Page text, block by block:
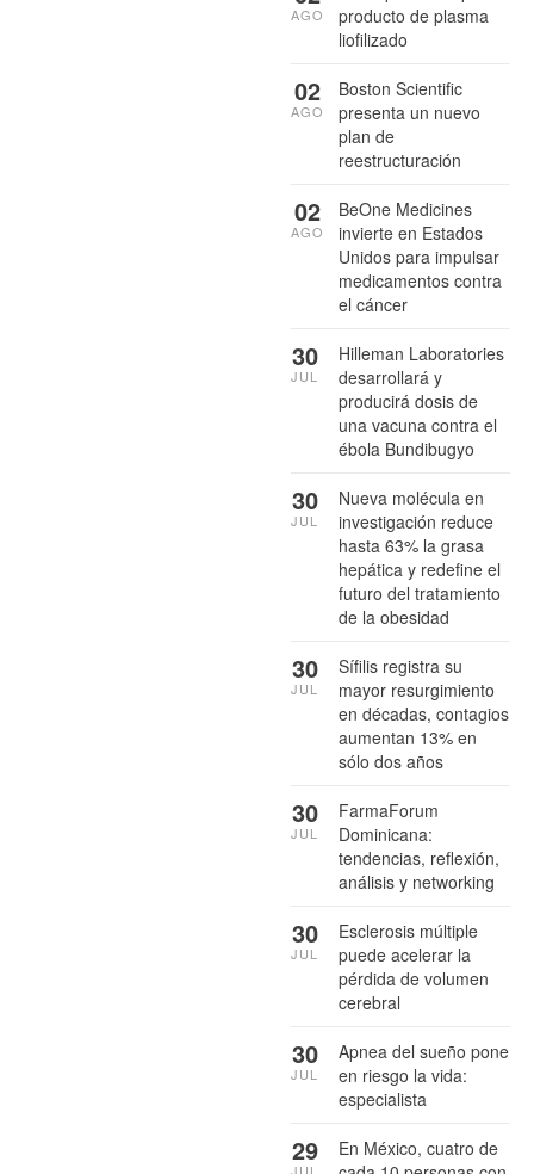
producto de plasma
liofilizado
AGO
Boston Scientific
presenta un nuevo
plan de
reestructuración
02
AGO
BeOne Medicines
invierte en Estados
Unidos para impulsar
medicamentos contra
el cáncer
02
AGO
Hilleman Laboratories
desarrollará y
producirá dosis de
una vacuna contra el
ébola Bundibugyo
30
JUL
Nueva molécula en
investigación reduce
hasta 63% la grasa
hepática y redefine el
futuro del tratamiento
de la obesidad
30
JUL
Sífilis registra su
mayor resurgimiento
en décadas, contagios
aumentan 13% en
sólo dos años
30
JUL
FarmaForum
Dominicana:
tendencias, reflexión,
análisis y networking
30
JUL
Esclerosis múltiple
puede acelerar la
pérdida de volumen
cerebral
30
JUL
Apnea del sueño pone
en riesgo la vida:
especialista
30
JUL
En México, cuatro de
29